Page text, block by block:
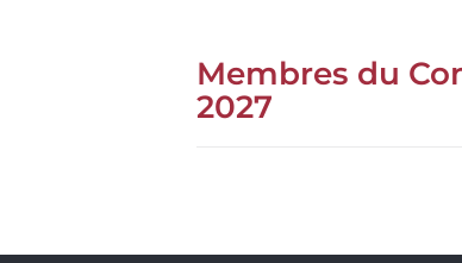
Membres du
2027